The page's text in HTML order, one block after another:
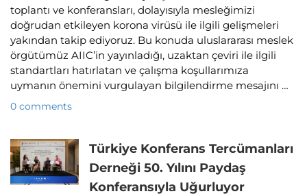
toplantı ve konferansları, dolayısıyla mesleğimizi
doğrudan etkileyen korona virüsü ile ilgili gelişmeleri
yakından takip ediyoruz. Bu konuda uluslararası meslek
örgütümüz AIIC’in yayınladığı, uzaktan çeviri ile ilgili
standartları hatırlatan ve çalışma koşullarımıza
uymanın önemini vurgulayan bilgilendirme mesajını …
0 comments
Türkiye Konferans Tercümanları
Derneği 50. Yılını Paydaş
Konferansıyla Uğurluyor